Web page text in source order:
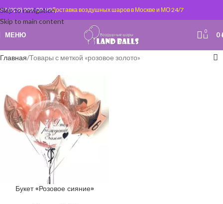
Skip to navigation
Skip to main content
+7 (929) 992-09-99Доставка воздушных шаров в Москве и МО 24/7
МЕНЮ 0 0
Главная Товары с меткой «розовое золото»
Букет «Розовое сияние»